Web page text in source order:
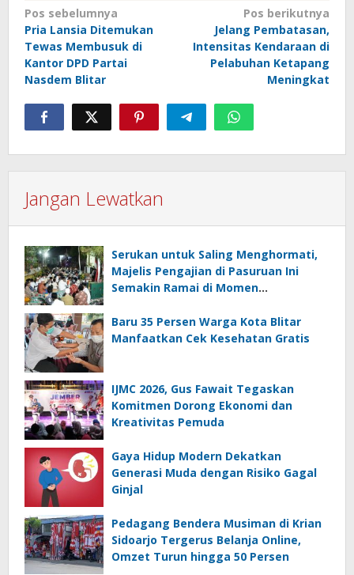
Navigasi
pos
Pos sebelumnya
Pria Lansia Ditemukan
Tewas Membusuk di
Kantor DPD Partai
Nasdem Blitar
Pos berikutnya
Jelang Pembatasan,
Intensitas Kendaraan di
Pelabuhan Ketapang
Meningkat
Jangan Lewatkan
Serukan untuk Saling Menghormati,
Majelis Pengajian di Pasuruan Ini
Semakin Ramai di Momen
Baru 35 Persen Warga Kota Blitar
Manfaatkan Cek Kesehatan Gratis
IJMC 2026, Gus Fawait Tegaskan
Komitmen Dorong Ekonomi dan
Kreativitas Pemuda
Gaya Hidup Modern Dekatkan
Generasi Muda dengan Risiko Gagal
Ginjal
Pedagang Bendera Musiman di Krian
Sidoarjo Tergerus Belanja Online,
Omzet Turun hingga 50 Persen